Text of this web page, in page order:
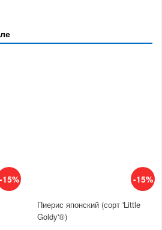
-15% -15%
Пиерис японский (сорт 'Little
Goldy'®)